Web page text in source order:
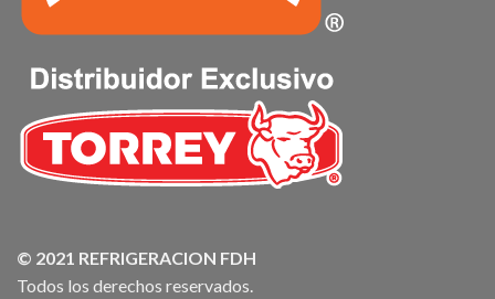
© 2021 REFRIGERACION FDH
Todos los derechos reservados.